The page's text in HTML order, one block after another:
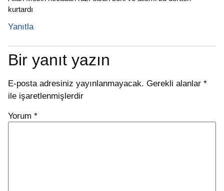
kurtardı
Yanıtla
Bir yanıt yazın
E-posta adresiniz yayınlanmayacak. Gerekli alanlar *
ile işaretlenmişlerdir
Yorum *